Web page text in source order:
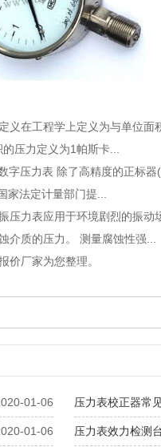
义在工程学上定义为与单位
压力定义为1帕斯卡...
字压力表 除了高精度的正标
法定计量部门提...
压力表应用于环境剧烈的振
介质的压力。 测量腐蚀性强...
价厂家为您整理。
01-06 压力表校正器常
01-06 压力表效力检测